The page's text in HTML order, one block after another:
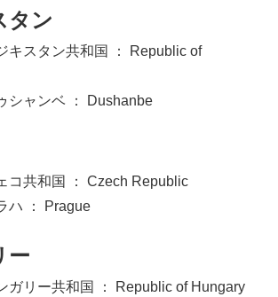
タン
キスタン共和国 ： Republic of
シャンベ ： Dushanbe
コ共和国 ： Czech Republic
ハ ： Prague
ー
ガリー共和国 ： Republic of Hungary